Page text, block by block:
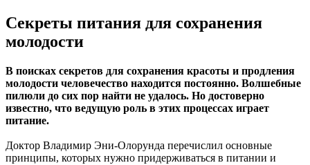
Секреты питания для сохранения
молодости
В поисках секретов для сохранения красоты и продления
молодости человечество находится постоянно. Волшебные
пилюли до сих пор найти не удалось. Но достоверно
известно, что ведущую роль в этих процессах играет
питание.
Доктор Владимир Эни-Олорунда перечислил основные
принципы, которых нужно придерживаться в питании и